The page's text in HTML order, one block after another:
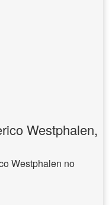
Westphalen,
Westphalen no